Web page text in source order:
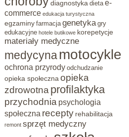
diagnostyka dieta e-
commerce edukacja turystyczna
egzaminy farmacja genetyka gry
edukacyjne hotele butikowe korepetycje
materiały medyczne
medycynamotocykle
ochrona przyrody odchudzanie
opieka społeczna opieka
zdrowotna profilaktyka
przychodnia psychologia
społeczna recepty rehabilitacja
remont sprzęt medyczny